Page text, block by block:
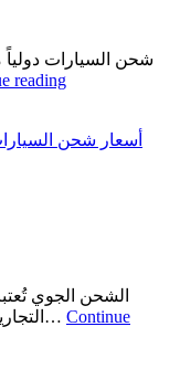
شحن السيارات دولياً
reading
أسعار شحن
الشحن الجوي
التجارية. بفضل اعتمادها الرئيسي من الهيئة العامة للطيران المدني في المملكة، توفر الطائر الذهبي مستوى عالٍ من الجودة والموثوقية في جميع خدماتها. خدمات الشحن الجوي لشركة الطائر… Continue